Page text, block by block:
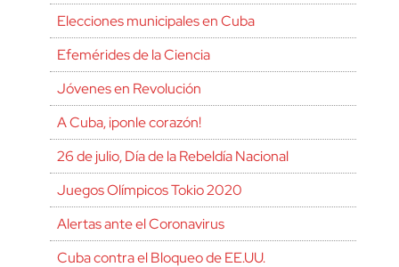
Elecciones municipales en Cuba
Efemérides de la Ciencia
Jóvenes en Revolución
A Cuba, ¡ponle corazón!
26 de julio, Día de la Rebeldía Nacional
Juegos Olímpicos Tokio 2020
Alertas ante el Coronavirus
Cuba contra el Bloqueo de EE.UU.